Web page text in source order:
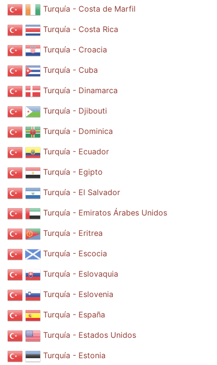
Turquía - Costa de Marfil
Turquía - Costa Rica
Turquía - Croacia
Turquía - Cuba
Turquía - Dinamarca
Turquía - Djibouti
Turquía - Dominica
Turquía - Ecuador
Turquía - Egipto
Turquía - El Salvador
Turquía - Emiratos Árabes Unidos
Turquía - Eritrea
Turquía - Escocia
Turquía - Eslovaquia
Turquía - Eslovenia
Turquía - España
Turquía - Estados Unidos
Turquía - Estonia